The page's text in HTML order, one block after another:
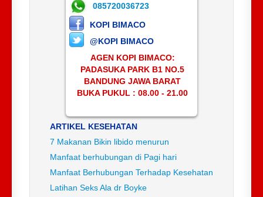
085720036723
KOPI BIMACO
@KOPI BIMACO
AGEN KOPI BIMACO:
PADASUKA PARK B1 NO.5
BANDUNG JAWA BARAT
BUKA PUKUL : 08.00 - 21.00
ARTIKEL KESEHATAN
7 Makanan Bikin libido menurun
Manfaat berhubungan di Pagi hari
Manfaat Berhubungan Terhadap Kesehatan
Latihan Seks Ala dr Boyke